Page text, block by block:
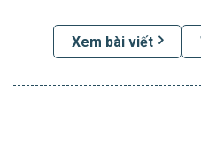
Xem bài viết